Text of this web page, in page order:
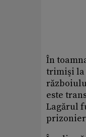
În
trimişi la
este
Lagărul